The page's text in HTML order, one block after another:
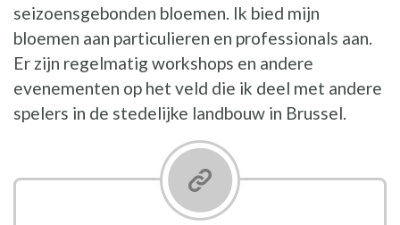
seizoensgebonden bloemen. Ik bied mijn
bloemen aan particulieren en professionals aan.
Er zijn regelmatig workshops en andere
evenementen op het veld die ik deel met andere
spelers in de stedelijke landbouw in Brussel.